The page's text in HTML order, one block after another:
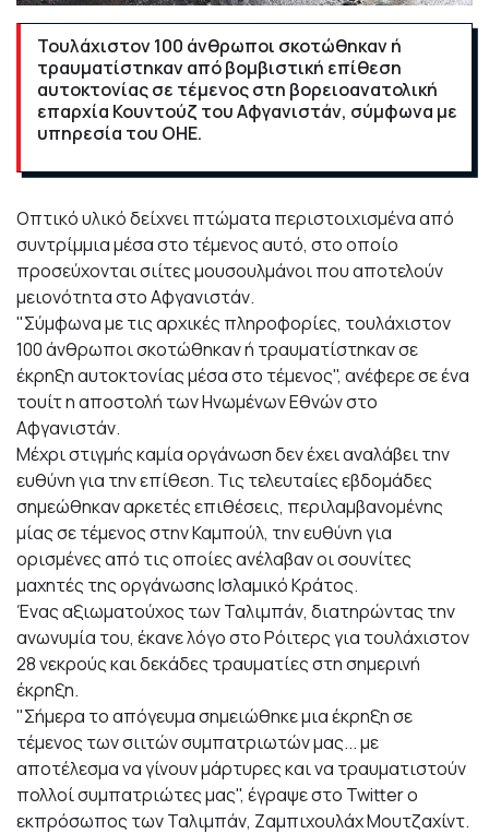
Τουλάχιστον 100 άνθρωποι σκοτώθηκαν ή
τραυματίστηκαν από βομβιστική επίθεση
αυτοκτονίας σε τέμενος στη βορειοανατολική
επαρχία Κουντούζ του Αφγανιστάν, σύμφωνα με
υπηρεσία του ΟΗΕ.
Οπτικό υλικό δείχνει πτώματα περιστοιχισμένα από
συντρίμμια μέσα στο τέμενος αυτό, στο οποίο
προσεύχονται σιίτες μουσουλμάνοι που αποτελούν
μειονότητα στο Αφγανιστάν.
"Σύμφωνα με τις αρχικές πληροφορίες, τουλάχιστον
100 άνθρωποι σκοτώθηκαν ή τραυματίστηκαν σε
έκρηξη αυτοκτονίας μέσα στο τέμενος", ανέφερε σε ένα
τουίτ η αποστολή των Ηνωμένων Εθνών στο
Αφγανιστάν.
Μέχρι στιγμής καμία οργάνωση δεν έχει αναλάβει την
ευθύνη για την επίθεση. Τις τελευταίες εβδομάδες
σημεώθηκαν αρκετές επιθέσεις, περιλαμβανομένης
μίας σε τέμενος στην Καμπούλ, την ευθύνη για
ορισμένες από τις οποίες ανέλαβαν οι σουνίτες
μαχητές της οργάνωσης Ισλαμικό Κράτος.
Ένας αξιωματούχος των Ταλιμπάν, διατηρώντας την
ανωνυμία του, έκανε λόγο στο Ρόιτερς για τουλάχιστον
28 νεκρούς και δεκάδες τραυματίες στη σημερινή
έκρηξη.
"Σήμερα το απόγευμα σημειώθηκε μια έκρηξη σε
τέμενος των σιιτών συμπατριωτών μας... με
αποτέλεσμα να γίνουν μάρτυρες και να τραυματιστούν
πολλοί συμπατριώτες μας", έγραψε στο Twitter ο
εκπρόσωπος των Ταλιμπάν, Ζαμπιχουλάχ Μουτζαχίντ.